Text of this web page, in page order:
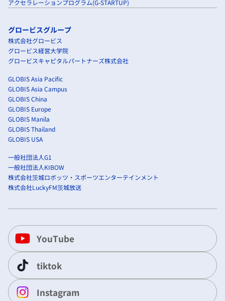
アクセラレーションプログラム(G-STARTUP)
グロービスグループ
株式会社グロービス
グロービス経営大学院
グロービスキャピタルパートナーズ株式会社
GLOBIS Asia Pacific
GLOBIS Asia Campus
GLOBIS China
GLOBIS Europe
GLOBIS Manila
GLOBIS Thailand
GLOBIS USA
一般社団法人G1
一般社団法人KIBOW
株式会社茨城ロボッツ・スポーツエンターテインメント
株式会社LuckyFM茨城放送
YouTube
tiktok
Instagram